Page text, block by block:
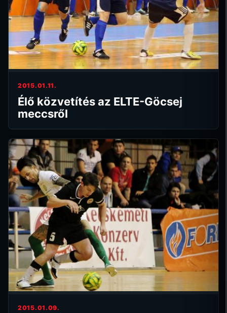
2015.01.11.
Élő közvetítés az ELTE-Göcsej
meccsről
2015.01.09.